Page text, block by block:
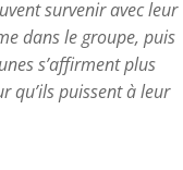
survenir avec leur
dans le groupe, puis
s’affirment plus
qu’ils puissent à leur